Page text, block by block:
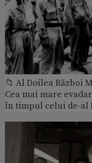
📁 Al Doilea Război
Cea mai mare
în timpul celui de-al